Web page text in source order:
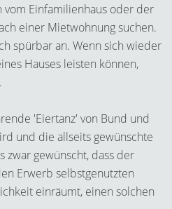
vom Einfamilienhaus oder der
einer Mietwohnung suchen.
spürbar an. Wenn sich wieder
Hauses leisten können,
'Eiertanz' von Bund und
und die allseits gewünschte
zwar gewünscht, dass der
Erwerb selbstgenutzten
einräumt, einen solchen